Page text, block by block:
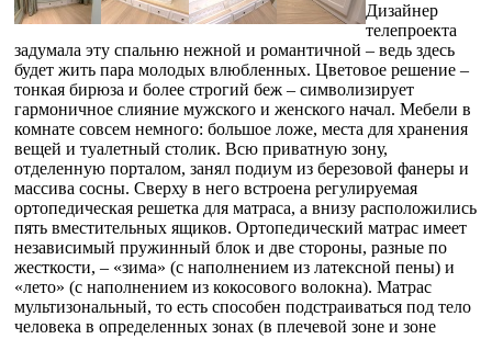
Дизайнер
телепроекта
задумала эту спальню нежной и романтичной – ведь здесь
будет жить пара молодых влюбленных. Цветовое решение –
тонкая бирюза и более строгий беж – символизирует
гармоничное слияние мужского и женского начал. Мебели в
комнате совсем немного: большое ложе, места для хранения
вещей и туалетный столик. Всю приватную зону,
отделенную порталом, занял подиум из березовой фанеры и
массива сосны. Сверху в него встроена регулируемая
ортопедическая решетка для матраса, а внизу расположились
пять вместительных ящиков. Ортопедический матрас имеет
независимый пружинный блок и две стороны, разные по
жесткости, – «зима» (с наполнением из латексной пены) и
«лето» (с наполнением из кокосового волокна). Матрас
мультизональный, то есть способен подстраиваться под тело
человека в определенных зонах (в плечевой зоне и зоне